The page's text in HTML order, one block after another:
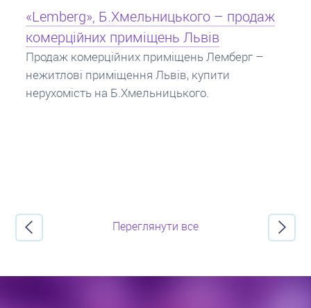
Кредит під заставу нерухомості: іпотека
Іпотека на квартиру – кредит на житло під
заставу нерухомості. Купити в іпотеку – що
потрібно знати? Консультація від Експертів
про іпотечні кредити.
Переглянути все